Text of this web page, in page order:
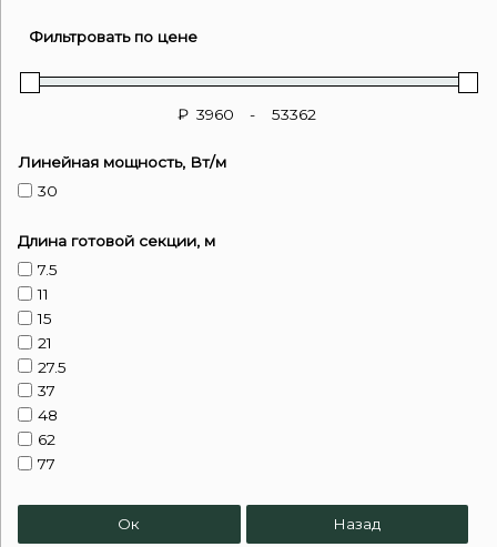
Фильтровать по цене
₽ -
Линейная мощность, Вт/м
30
Длина готовой секции, м
7.5
11
15
21
27.5
37
48
62
77
Ок Назад